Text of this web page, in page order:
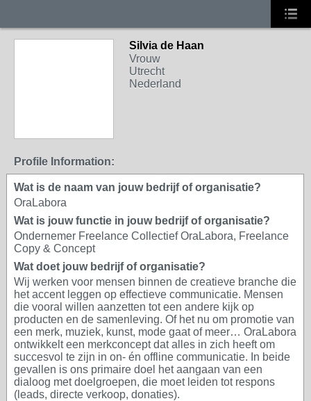
Silvia de Haan
Vrouw
Utrecht
Nederland
Profile Information:
Wat is de naam van jouw bedrijf of organisatie?
OraLabora
Wat is jouw functie in jouw bedrijf of organisatie?
Ondernemer Freelance Collectief OraLabora, Freelance
Copy & Concept
Wat doet jouw bedrijf of organisatie?
Wij werken voor mensen binnen de creatieve branche die
het accent leggen op effectieve communicatie. Mensen
die vooral willen aanzetten tot een andere kijk op
producten en de samenleving. Of het nu om promotie van
een merk, muziek, kunst, mode gaat of meer… OraLabora
ontwikkelt een merkconcept dat alles in zich heeft om
succesvol te zijn in on- én offline communicatie. In beide
gevallen is ons primaire doel het aangaan van een
dialoog met doelgroepen, die moet leiden tot respons
(leads, directe verkoop, donaties).